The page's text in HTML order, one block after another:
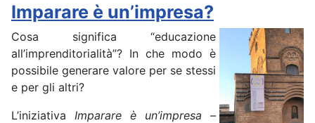
Imparare è un’impresa?
Cosa significa “educazione
all’imprenditorialità”? In che modo è
possibile generare valore per se stessi
e per gli altri?
L’iniziativa Imparare è un’impresa –